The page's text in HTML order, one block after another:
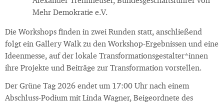
Mehr Demokratie e.V.
Die Workshops finden in zwei Runden statt, anschließend
folgt ein Gallery Walk zu den Workshop-Ergebnissen und eine
Ideenmesse, auf der lokale Transformationsgestalter*innen
ihre Projekte und Beiträge zur Transformation vorstellen.
Der Grüne Tag 2026 endet um 17:00 Uhr nach einem
Abschluss-Podium mit Linda Wagner, Beigeordnete des